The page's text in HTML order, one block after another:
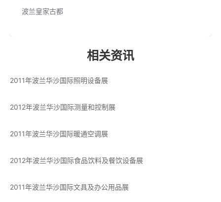
波兰皇家古都
相关资讯
2011年波兰华沙国际照明设备展
2012年波兰华沙国际测量和控制展
2011年波兰华沙国际暖通空调展
2012年波兰华沙国际食品饮料及餐饮设备展
2011年波兰华沙国际文具及办公用品展